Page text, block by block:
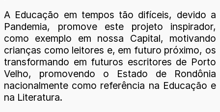
A Educação em tempos tão difíceis, devido a
Pandemia, promove este projeto inspirador,
como exemplo em nossa Capital, motivando
crianças como leitores e, em futuro próximo, os
transformando em futuros escritores de Porto
Velho, promovendo o Estado de Rondônia
nacionalmente como referência na Educação e
na Literatura.